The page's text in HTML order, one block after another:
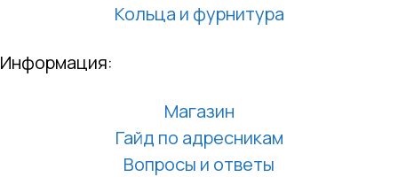
Кольца и фурнитура
Информация:
Магазин
Гайд по адресникам
Вопросы и ответы